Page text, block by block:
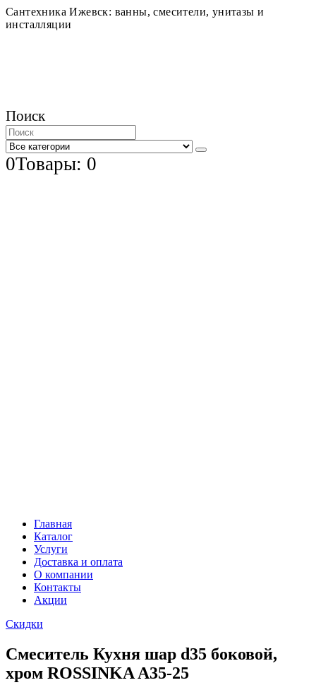
Сантехника Ижевск: ванны, смесители, унитазы и
инсталляции
Поиск
0Товары: 0
Главная
Каталог
Услуги
Доставка и оплата
О компании
Контакты
Акции
Скидки
Смеситель Кухня шар d35 боковой,
хром ROSSINKA A35-25